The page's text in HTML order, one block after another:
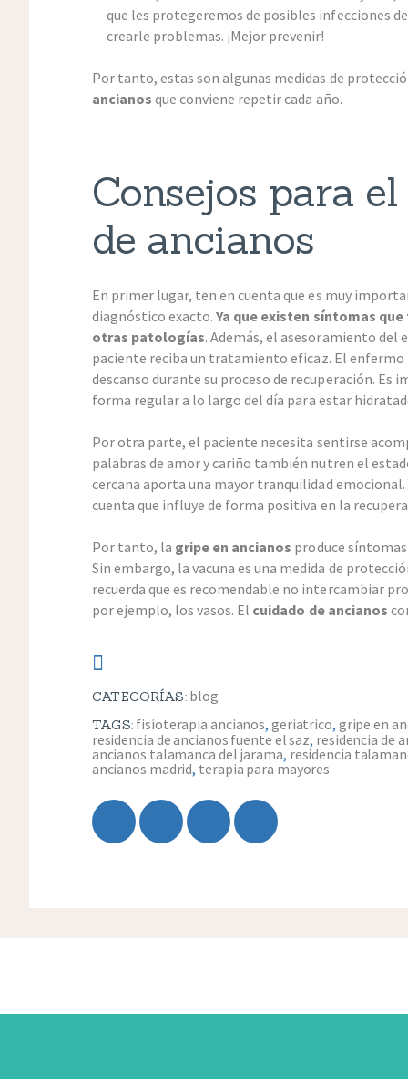
que les protegeremos de posibles infecciones
crearle problemas. ¡Mejor prevenir!
Por tanto, estas son algunas medidas de
ancianos que conviene repetir cada año.
Consejos para
de ancianos
En primer lugar, ten en cuenta que es muy
diagnóstico exacto.Ya que existen síntomas
otras patologías. Además, el asesoramiento del
paciente reciba un tratamiento eficaz. El
descanso durante su proceso de recuperación.
forma regular a lo largo del día para estar
Por otra parte, el paciente necesita sentirse
palabras de amor y cariño también nutren el
cercana aporta una mayor tranquilidad emocional.
cuenta que influye de forma positiva en la
Por tanto, la gripe en ancianos produce
Sin embargo, la vacuna es una medida de
recuerda que es recomendable no intercambiar
por ejemplo, los vasos. El cuidado de ancianos
CATEGORÍAS: blog
TAGS: fisioterapia ancianos, geriatrico, gripe en
residencia de ancianos fuente el saz, residencia de
ancianos talamanca del jarama, residencia
ancianos madrid, terapia para mayores